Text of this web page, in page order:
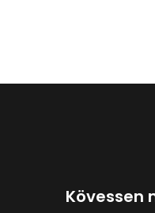
Kövessen